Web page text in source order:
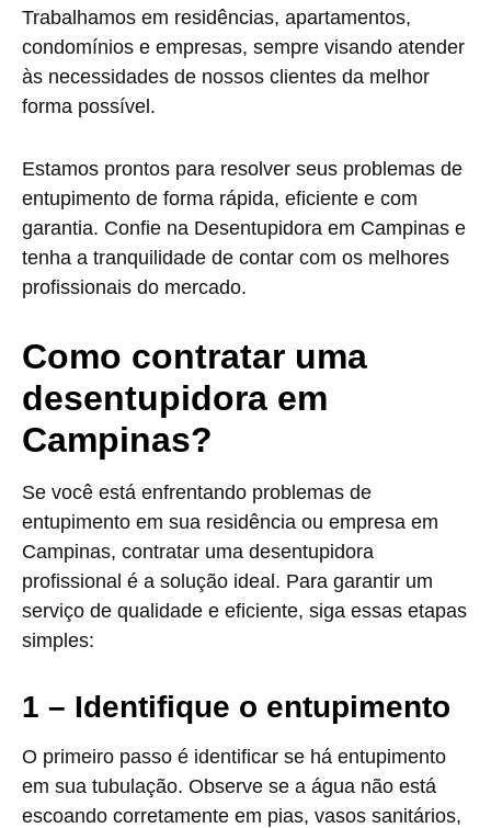
Trabalhamos em residências, apartamentos,
condomínios e empresas, sempre visando atender
às necessidades de nossos clientes da melhor
forma possível.
Estamos prontos para resolver seus problemas de
entupimento de forma rápida, eficiente e com
garantia. Confie na Desentupidora em Campinas e
tenha a tranquilidade de contar com os melhores
profissionais do mercado.
Como contratar uma
desentupidora em
Campinas?
Se você está enfrentando problemas de
entupimento em sua residência ou empresa em
Campinas, contratar uma desentupidora
profissional é a solução ideal. Para garantir um
serviço de qualidade e eficiente, siga essas etapas
simples:
1 – Identifique o entupimento
O primeiro passo é identificar se há entupimento
em sua tubulação. Observe se a água não está
escoando corretamente em pias, vasos sanitários,